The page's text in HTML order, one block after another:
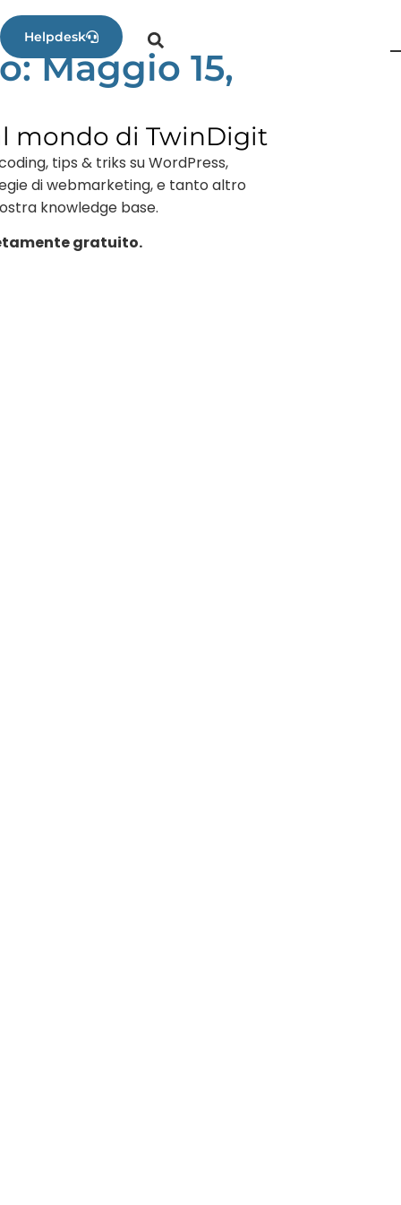
Helpdesk
Maggio 15,
mondo di TwinDigit
tips & triks su WordPress,
di webmarketing, e tanto altro
knowledge base.
gratuito.